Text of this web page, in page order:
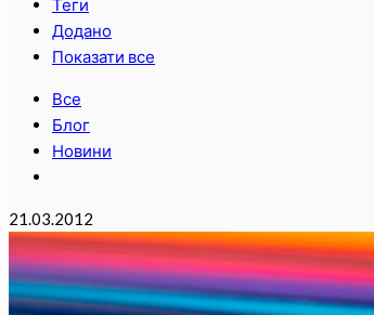
Додано
Показати все
Все
Блог
Новини
21.03.2012